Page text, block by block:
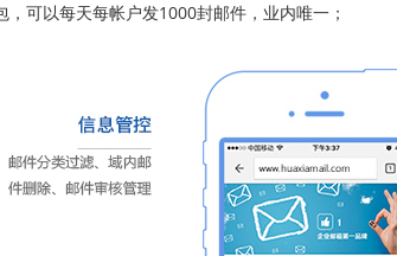
，可以每天每帐户发1000封邮件，业内唯一；